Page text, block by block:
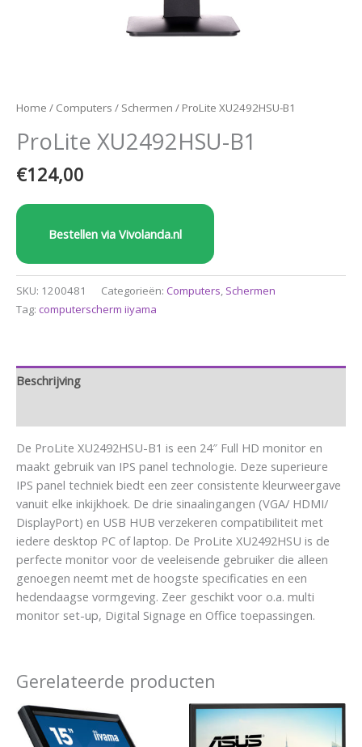
Home / Computers / Schermen / ProLite XU2492HSU-B1
ProLite XU2492HSU-B1
€124,00
Bestellen via Vivolanda.nl
SKU: 1200481 Categorieën: Computers, Schermen
Tag: computerscherm iiyama
Beschrijving
De ProLite XU2492HSU-B1 is een 24″ Full HD monitor en
maakt gebruik van IPS panel technologie. Deze superieure
IPS panel techniek biedt een zeer consistente kleurweergave
vanuit elke inkijkhoek. De drie sinaalingangen (VGA/ HDMI/
DisplayPort) en USB HUB verzekeren compatibiliteit met
iedere desktop PC of laptop. De ProLite XU2492HSU is de
perfecte monitor voor de veeleisende gebruiker die alleen
genoegen neemt met de hoogste specificaties en een
hedendaagse vormgeving. Zeer geschikt voor o.a. multi
monitor set-up, Digital Signage en Office toepassingen.
Gerelateerde producten